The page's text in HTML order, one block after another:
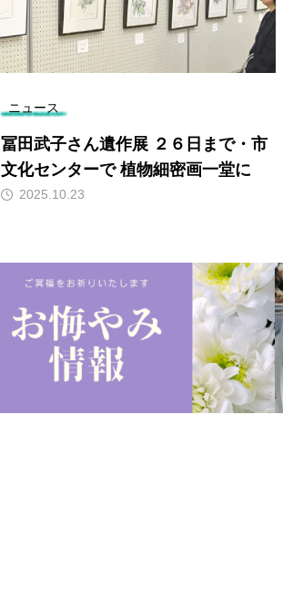
ニュース
冨田武子さん遺作展 ２６日まで・市
文化センターで 植物細密画一堂に
2025.10.23